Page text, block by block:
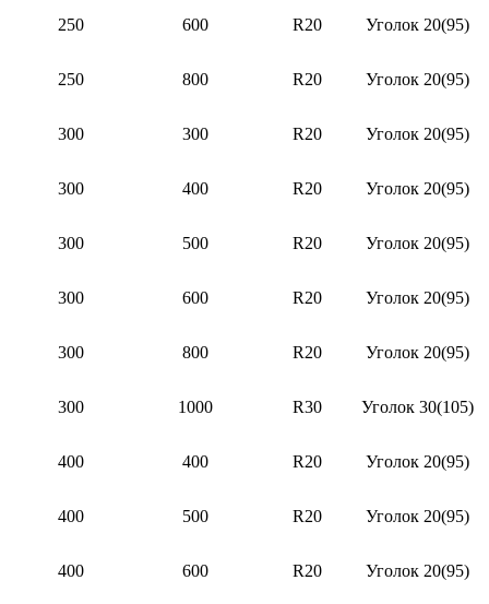
250 600 R20 Уголок 20(95)
250 800 R20 Уголок 20(95)
300 300 R20 Уголок 20(95)
300 400 R20 Уголок 20(95)
300 500 R20 Уголок 20(95)
300 600 R20 Уголок 20(95)
300 800 R20 Уголок 20(95)
300 1000 R30 Уголок 30(105)
400 400 R20 Уголок 20(95)
400 500 R20 Уголок 20(95)
400 600 R20 Уголок 20(95)